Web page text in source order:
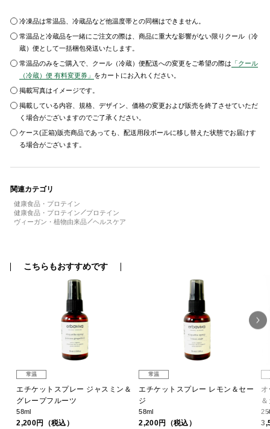
冷凍品は常温品、冷蔵品など他温度帯との同梱はできません。
常温品と冷蔵品を一緒にご注文の際は、商品に重大な影響がない限りクール（冷
蔵）便として一括梱包発送いたします。
常温品のみをご購入で、クール（冷蔵）便配送への変更をご希望の際は 「クール
（冷蔵）便 有料変更券」 をカートにお入れください。
掲載写真はイメージです。
掲載している内容、規格、デザイン、価格の変更および販売を終了させていただ
く場合がございますのでご了承ください。
ケース(正箱)販売商品であっても、配送用段ボールに移し替えた状態でお届けす
る場合がございます。
関連カテゴリ
健康食品・プロテイン
健康食品・プロテイン
プロテイン
ヴィーガン・植物由来品
ヘルスケア
こちらもおすすめです
常温
エチケットスプレー ジャスミン＆
グレープフルーツ
58ml
2,200円（税込）
常温
エチケットスプレー レモン＆セー
ジ
58ml
2,200円（税込）